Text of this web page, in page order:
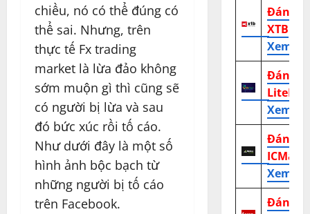
chiều, nó có thể đúng có
thể sai. Nhưng, trên
thực tế Fx trading
market là lừa đảo không
sớm muộn gì thì cũng sẽ
có người bị lừa và sau
đó bức xúc rồi tố cáo.
Như dưới đây là một số
hình ảnh bộc bạch từ
những người bị tố cáo
trên Facebook.
Đánh
XTB
Xem
Đánh
Xem
Đánh
Xem
Đánh